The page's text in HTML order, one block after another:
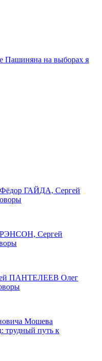
Пашиняна на выборах я
ГАЙДА, Сергей
Сергей
ПАНТЕЛЕЕВ Олег
Мошева
трудный путь к